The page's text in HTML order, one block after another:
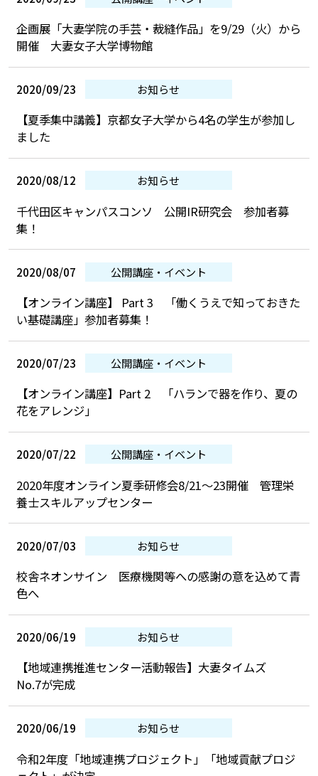
企画展「大妻学院の手芸・裁縫作品」を9/29（火）から
開催 大妻女子大学博物館
2020/09/23 お知らせ
【夏季集中講義】京都女子大学から4名の学生が参加し
ました
2020/08/12 お知らせ
千代田区キャンパスコンソ 公開IR研究会 参加者募
集！
2020/08/07 公開講座・イベント
【オンライン講座】 Part 3 「働くうえで知っておきた
い基礎講座」参加者募集！
2020/07/23 公開講座・イベント
【オンライン講座】Part 2 「ハランで器を作り、夏の
花をアレンジ」
2020/07/22 公開講座・イベント
2020年度オンライン夏季研修会8/21～23開催 管理栄
養士スキルアップセンター
2020/07/03 お知らせ
校舎ネオンサイン 医療機関等への感謝の意を込めて青
色へ
2020/06/19 お知らせ
【地域連携推進センター活動報告】大妻タイムズ
No.7が完成
2020/06/19 お知らせ
令和2年度「地域連携プロジェクト」「地域貢献プロジ